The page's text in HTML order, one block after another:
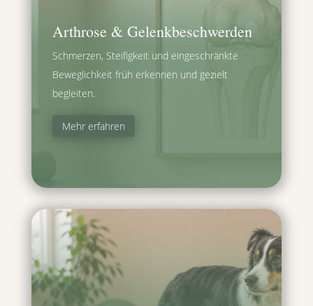
Arthrose & Gelenkbeschwerden
Schmerzen, Steifigkeit und eingeschränkte
Beweglichkeit früh erkennen und gezielt
begleiten.
Mehr erfahren